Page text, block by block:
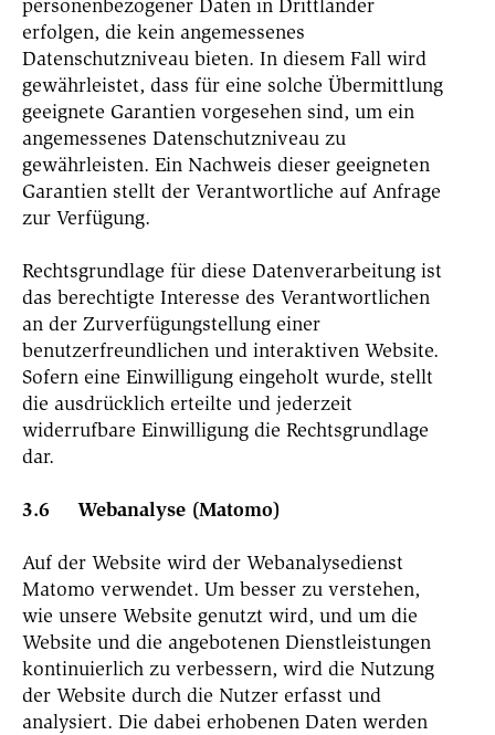
personenbezogener Daten in Drittländer
erfolgen, die kein angemessenes
Datenschutzniveau bieten. In diesem Fall wird
gewährleistet, dass für eine solche Übermittlung
geeignete Garantien vorgesehen sind, um ein
angemessenes Datenschutzniveau zu
gewährleisten. Ein Nachweis dieser geeigneten
Garantien stellt der Verantwortliche auf Anfrage
zur Verfügung.
Rechtsgrundlage für diese Datenverarbeitung ist
das berechtigte Interesse des Verantwortlichen
an der Zurverfügungstellung einer
benutzerfreundlichen und interaktiven Website.
Sofern eine Einwilligung eingeholt wurde, stellt
die ausdrücklich erteilte und jederzeit
widerrufbare Einwilligung die Rechtsgrundlage
dar.
3.6 Webanalyse (Matomo)
Auf der Website wird der Webanalysedienst
Matomo verwendet. Um besser zu verstehen,
wie unsere Website genutzt wird, und um die
Website und die angebotenen Dienstleistungen
kontinuierlich zu verbessern, wird die Nutzung
der Website durch die Nutzer erfasst und
analysiert. Die dabei erhobenen Daten werden